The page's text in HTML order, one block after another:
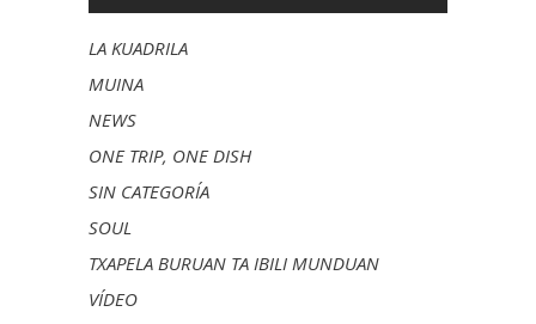
LA KUADRILA
MUINA
NEWS
ONE TRIP, ONE DISH
SIN CATEGORÍA
SOUL
TXAPELA BURUAN TA IBILI MUNDUAN
VÍDEO